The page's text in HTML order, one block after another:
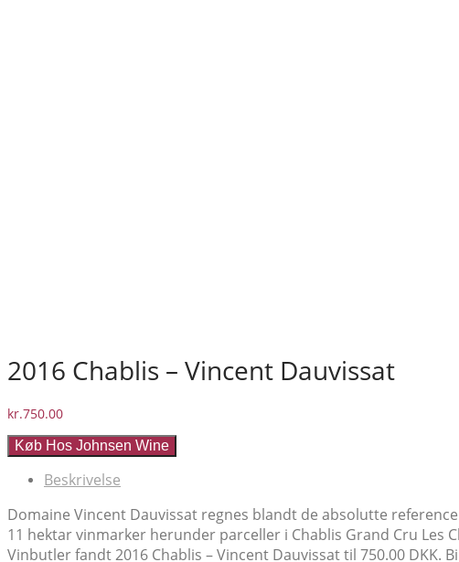
2016 Chablis – Vincent Dauvissat
kr.750.00
Køb Hos Johnsen Wine
Beskrivelse
Domaine Vincent Dauvissat regnes blandt de absolutte
11 hektar vinmarker herunder parceller i Chablis Grand Cru Les
Vinbutler fandt 2016 Chablis – Vincent Dauvissat til 750.00 DKK.